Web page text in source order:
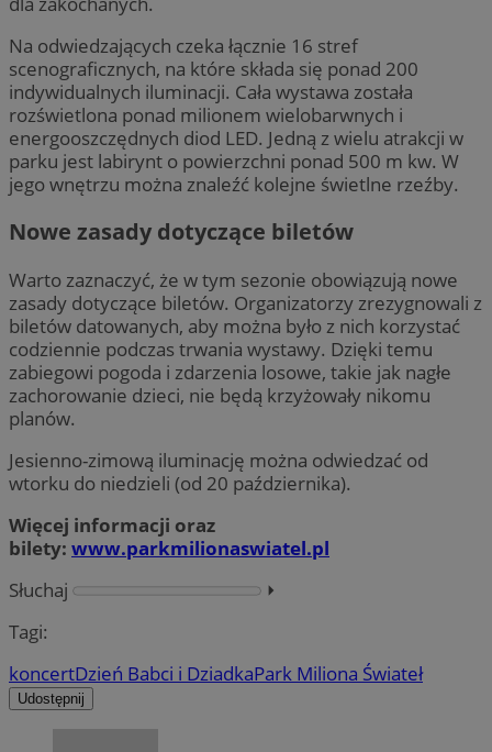
Na odwiedzających czeka łącznie 16 stref
scenograficznych, na które składa się ponad 200
indywidualnych iluminacji. Cała wystawa została
rozświetlona ponad milionem wielobarwnych i
energooszczędnych diod LED. Jedną z wielu atrakcji w
parku jest labirynt o powierzchni ponad 500 m kw. W
jego wnętrzu można znaleźć kolejne świetlne rzeźby.
Nowe zasady dotyczące biletów
Warto zaznaczyć, że w tym sezonie obowiązują nowe
zasady dotyczące biletów. Organizatorzy zrezygnowali z
biletów datowanych, aby można było z nich korzystać
codziennie podczas trwania wystawy. Dzięki temu
zabiegowi pogoda i zdarzenia losowe, takie jak nagłe
zachorowanie dzieci, nie będą krzyżowały nikomu
planów.
Jesienno-zimową iluminację można odwiedzać od
wtorku do niedzieli (od 20 października).
Więcej informacji oraz
bilety: www.parkmilionaswiatel.pl
Słuchaj
⏵︎
Tagi:
koncertDzień Babci i DziadkaPark Miliona Świateł
Udostępnij